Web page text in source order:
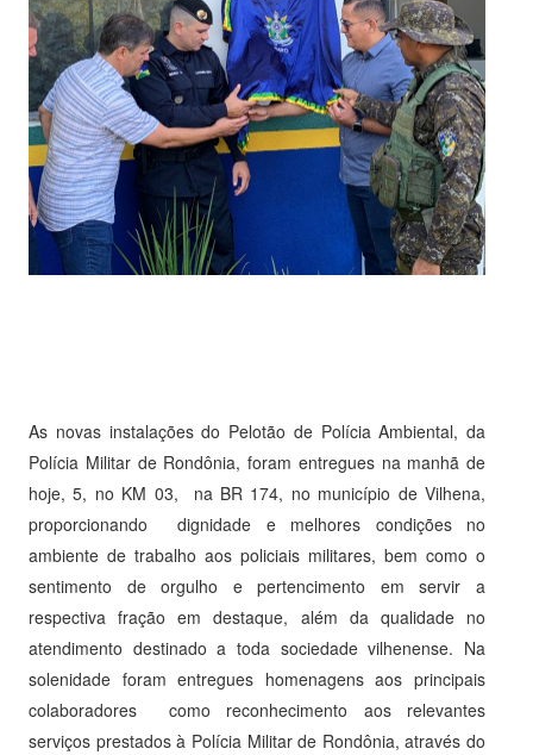
As novas instalações do Pelotão de Polícia Ambiental, da
Polícia Militar de Rondônia, foram entregues na manhã de
hoje, 5, no KM 03, na BR 174, no município de Vilhena,
proporcionando dignidade e melhores condições no
ambiente de trabalho aos policiais militares, bem como o
sentimento de orgulho e pertencimento em servir a
respectiva fração em destaque, além da qualidade no
atendimento destinado a toda sociedade vilhenense. Na
solenidade foram entregues homenagens aos principais
colaboradores como reconhecimento aos relevantes
serviços prestados à Polícia Militar de Rondônia, através do